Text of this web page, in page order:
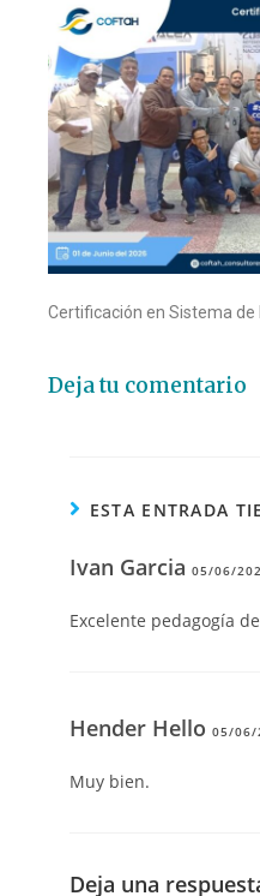
Certificación en Sistema de
Deja tu comentario
ESTA ENTRADA
Ivan Garcia05/06/
Excelente pedagogía
Hender Hello05/06/
Muy bien.
Deja una